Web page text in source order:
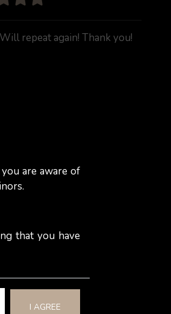
repeat again! Thank you!
one! Kiss
are aware of
that you have
I AGREE